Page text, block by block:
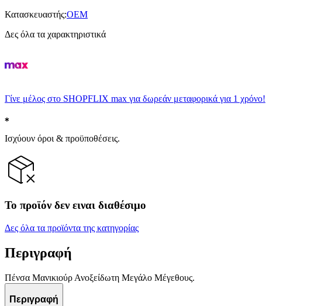
Κατασκευαστής:OEM
Δες όλα τα χαρακτηριστικά
Γίνε μέλος στο SHOPFLIX max για δωρεάν μεταφορικά για 1 χρόνο!
Ισχύουν όροι & προϋποθέσεις.
Το προϊόν δεν ειναι διαθέσιμο
Δες όλα τα προϊόντα της κατηγορίας
Περιγραφή
Πένσα Μανικιούρ Ανοξείδωτη Μεγάλο Μέγεθους.
Περιγραφή